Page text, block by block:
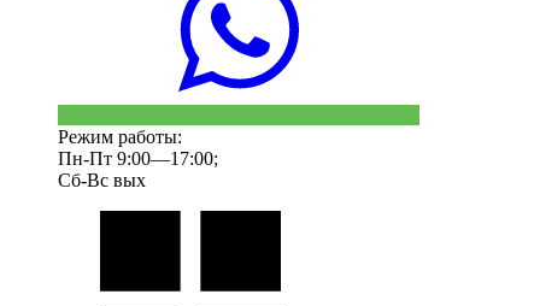
Режим работы:
Пн-Пт 9:00—17:00;
Сб-Вс вых